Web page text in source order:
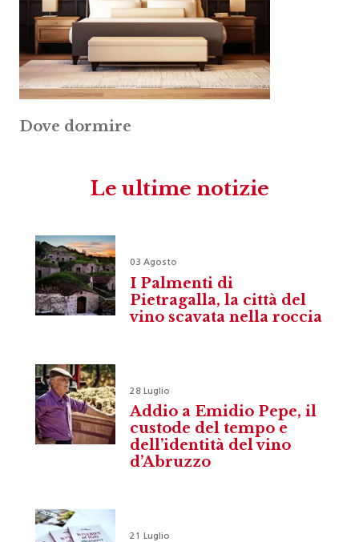
Dove dormire
Le ultime notizie
03 Agosto
I Palmenti di
Pietragalla, la città del
vino scavata nella roccia
28 Luglio
Addio a Emidio Pepe, il
custode del tempo e
dell’identità del vino
d’Abruzzo
21 Luglio